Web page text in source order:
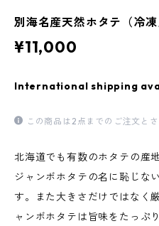
別海名産天然ホタテ（冷凍
¥11,000
International shipping
この商品は2点までのご注文と
北海道でも有数のホタテの産
ジャンボホタテの名に恥じな
す。また大きさだけではなく
ャンボホタテは旨味をたっぷ